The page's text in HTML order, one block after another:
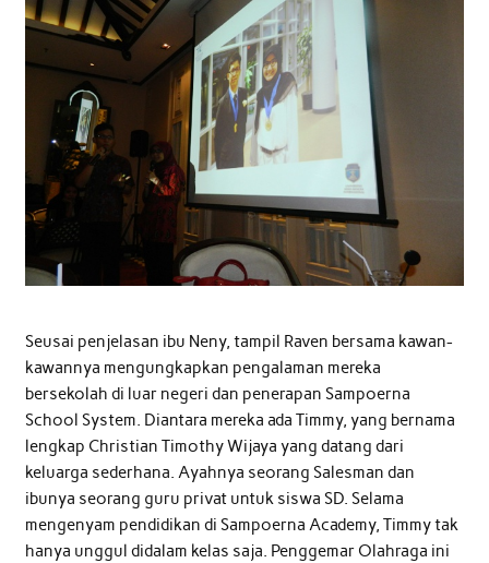
Seusai penjelasan ibu Neny, tampil Raven bersama kawan-
kawannya mengungkapkan pengalaman mereka
bersekolah di luar negeri dan penerapan Sampoerna
School System. Diantara mereka ada Timmy, yang bernama
lengkap Christian Timothy Wijaya yang datang dari
keluarga sederhana. Ayahnya seorang Salesman dan
ibunya seorang guru privat untuk siswa SD. Selama
mengenyam pendidikan di Sampoerna Academy, Timmy tak
hanya unggul didalam kelas saja. Penggemar Olahraga ini